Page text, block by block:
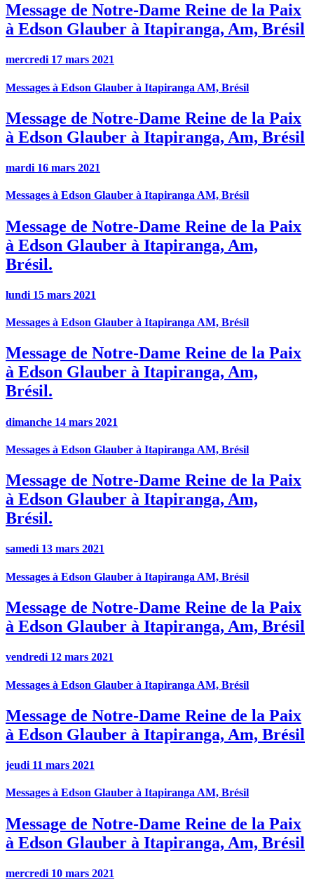
Message de Notre-Dame Reine de la Paix
à Edson Glauber à Itapiranga, Am, Brésil
mercredi 17 mars 2021
Messages à Edson Glauber à Itapiranga AM, Brésil
Message de Notre-Dame Reine de la Paix
à Edson Glauber à Itapiranga, Am, Brésil
mardi 16 mars 2021
Messages à Edson Glauber à Itapiranga AM, Brésil
Message de Notre-Dame Reine de la Paix
à Edson Glauber à Itapiranga, Am,
Brésil.
lundi 15 mars 2021
Messages à Edson Glauber à Itapiranga AM, Brésil
Message de Notre-Dame Reine de la Paix
à Edson Glauber à Itapiranga, Am,
Brésil.
dimanche 14 mars 2021
Messages à Edson Glauber à Itapiranga AM, Brésil
Message de Notre-Dame Reine de la Paix
à Edson Glauber à Itapiranga, Am,
Brésil.
samedi 13 mars 2021
Messages à Edson Glauber à Itapiranga AM, Brésil
Message de Notre-Dame Reine de la Paix
à Edson Glauber à Itapiranga, Am, Brésil
vendredi 12 mars 2021
Messages à Edson Glauber à Itapiranga AM, Brésil
Message de Notre-Dame Reine de la Paix
à Edson Glauber à Itapiranga, Am, Brésil
jeudi 11 mars 2021
Messages à Edson Glauber à Itapiranga AM, Brésil
Message de Notre-Dame Reine de la Paix
à Edson Glauber à Itapiranga, Am, Brésil
mercredi 10 mars 2021